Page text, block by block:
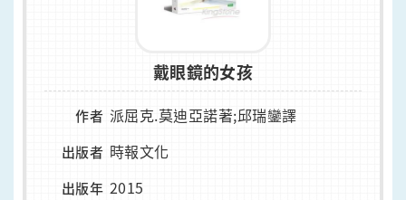
戴眼鏡的女孩
作者 派屈克.莫迪亞諾著;邱瑞鑾譯
出版者 時報文化
出版年 2015